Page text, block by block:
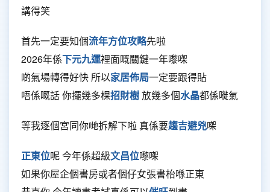
講得笑
首先一定要知個流年方位攻略先啦
2026年係下元九運裡面嘅關鍵一年嚟㗎
啲氣場轉得好快 所以家居佈局一定要跟得貼
唔係嘅話 你擺幾多棵招財樹放幾多個水晶都係嘥氣
等我逐個宮同你哋拆解下啦 真係要趨吉避兇㗎
正東位呢 今年係超級文昌位嚟㗎
如果你屋企個書房或者個仔女張書枱喺正東